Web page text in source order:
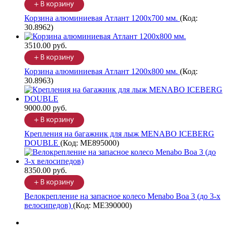
Корзина алюминиевая Атлант 1200х700 мм. (Код:
30.8962)
3510.00 руб.
Корзина алюминиевая Атлант 1200х800 мм. (Код:
30.8963)
9000.00 руб.
Крепления на багажник для лыж MENABO ICEBERG
DOUBLE (Код: ME895000)
8350.00 руб.
Велокрепление на запасное колесо Menabo Boa 3 (до 3-х
велосипедов) (Код: ME390000)